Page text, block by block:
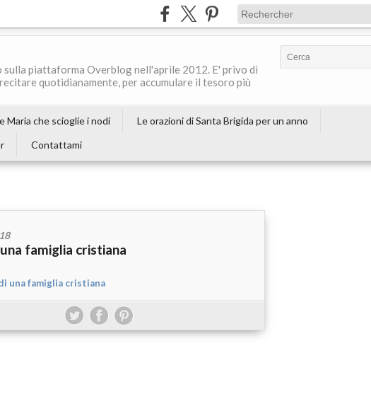
piattaforma Overblog nell'aprile 2012. E' privo di
quotidianamente, per accumulare il tesoro più
Maria che scioglie i nodi
Le orazioni di Santa Brigida per un anno
Contattami
famiglia cristiana
una famiglia cristiana